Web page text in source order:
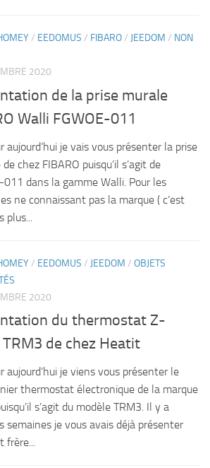
/ EEDOMUS / FIBARO/ JEEDOM / NON
2020
de la prise murale
Walli FGWOE-011
aujourd’hui je vais vous présenter la prise
chez FIBARO puisqu’il s’agit de
011 dans la gamme Walli. Pour les
ne connaissant pas la marque ( c’est
plus...
/ EEDOMUS / JEEDOM / OBJETS
2020
du thermostat Z-
de chez Heatit
aujourd’hui je viens vous présenter le
thermostat électronique de la marque
s’agit du modèle TRM3. Il y a
semaines je vous avais déjà présenter